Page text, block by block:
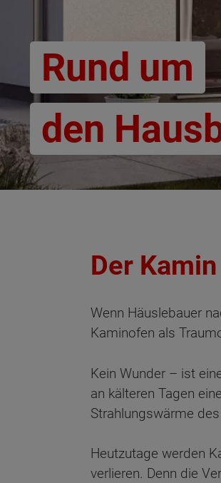
Rund um
den
Der Kamin
Wenn Häuslebauer
Kaminofen als
Kein Wunder – ist
an kälteren Tagen
Strahlungswärme
Heutzutage werden
verlieren. Denn die